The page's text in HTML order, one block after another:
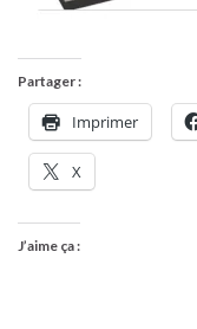
Partager :
Imprimer
X
J’aime ça :